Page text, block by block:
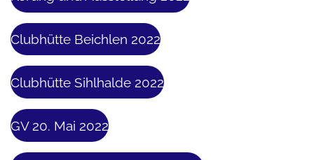
Clubhütte Beichlen 2022
Clubhütte Sihlhalde 2022
GV 20. Mai 2022